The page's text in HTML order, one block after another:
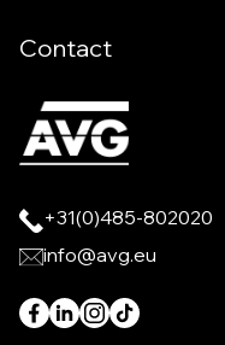
Contact
+31(0)485-802020
info@avg.eu